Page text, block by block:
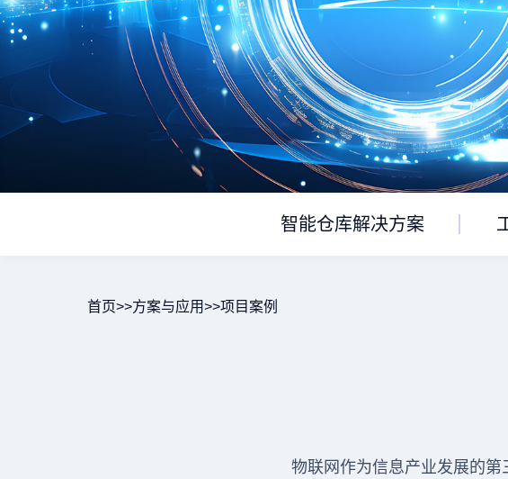
智能仓库解决方案
首页>>方案与应用>>项目案例
物联网作为信息产业发展的